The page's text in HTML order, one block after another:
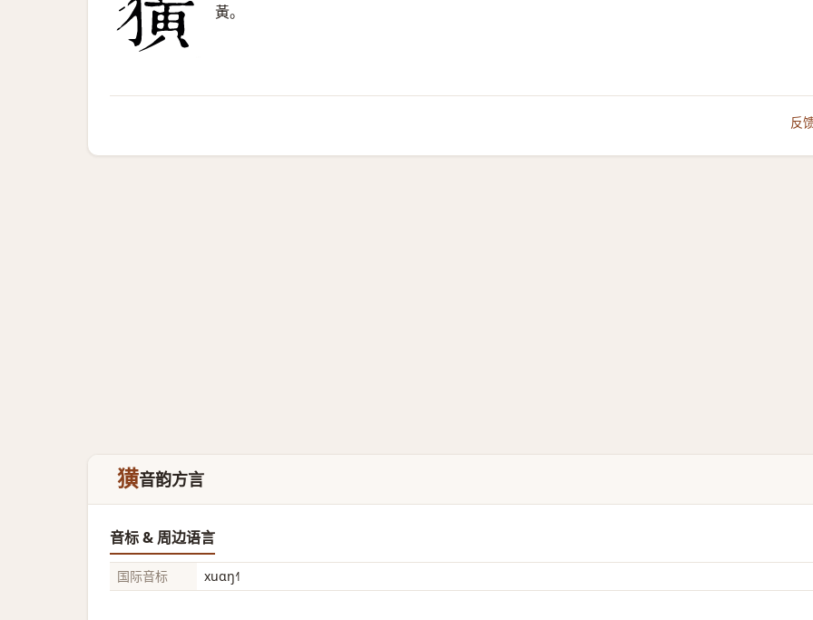
黃。
反
獚音韵方言
音标 & 周边语言
国际音标 xuɑŋ˧˥